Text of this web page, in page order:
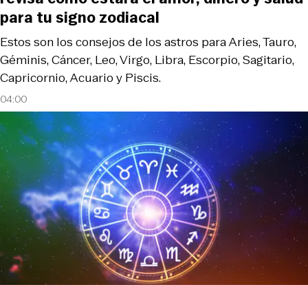
04:00
Estos son los consejos de los astros para Aries, Tauro,
Géminis, Cáncer, Leo, Virgo, Libra, Escorpio, Sagitario,
Capricornio, Acuario y Piscis.
para tu signo zodiacal